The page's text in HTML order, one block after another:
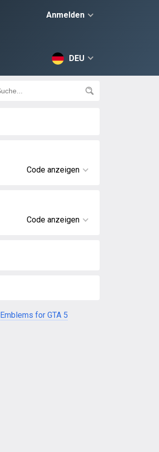
Anmelden
DEU
Code anzeigen
Code anzeigen
Emblems for GTA 5